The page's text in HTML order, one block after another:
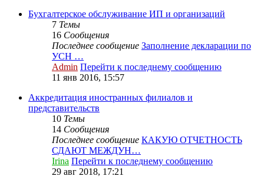
Бухгалтерское обслуживание ИП и организаций
7 Темы
16 Сообщения
Последнее сообщение Заполнение декларации по
УСН …
Admin Перейти к последнему сообщению
11 янв 2016, 15:57
Аккредитация иностранных филиалов и
представительств
10 Темы
14 Сообщения
Последнее сообщение КАКУЮ ОТЧЕТНОСТЬ
СДАЮТ МЕЖДУН…
Irina Перейти к последнему сообщению
29 авг 2018, 17:21